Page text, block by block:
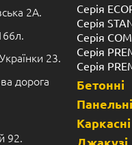
2А.
23.
дорога
92.
Серія
Серія
Серія
Серія
Серія
Бетонні
Панельні
Джакузі